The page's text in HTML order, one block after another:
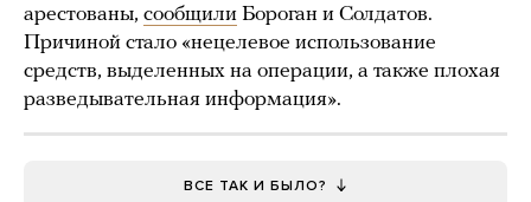
арестованы, сообщили Бороган и Солдатов.
Причиной стало «нецелевое использование
средств, выделенных на операции, а также плохая
разведывательная информация».
ВСЕ ТАК И БЫЛО?